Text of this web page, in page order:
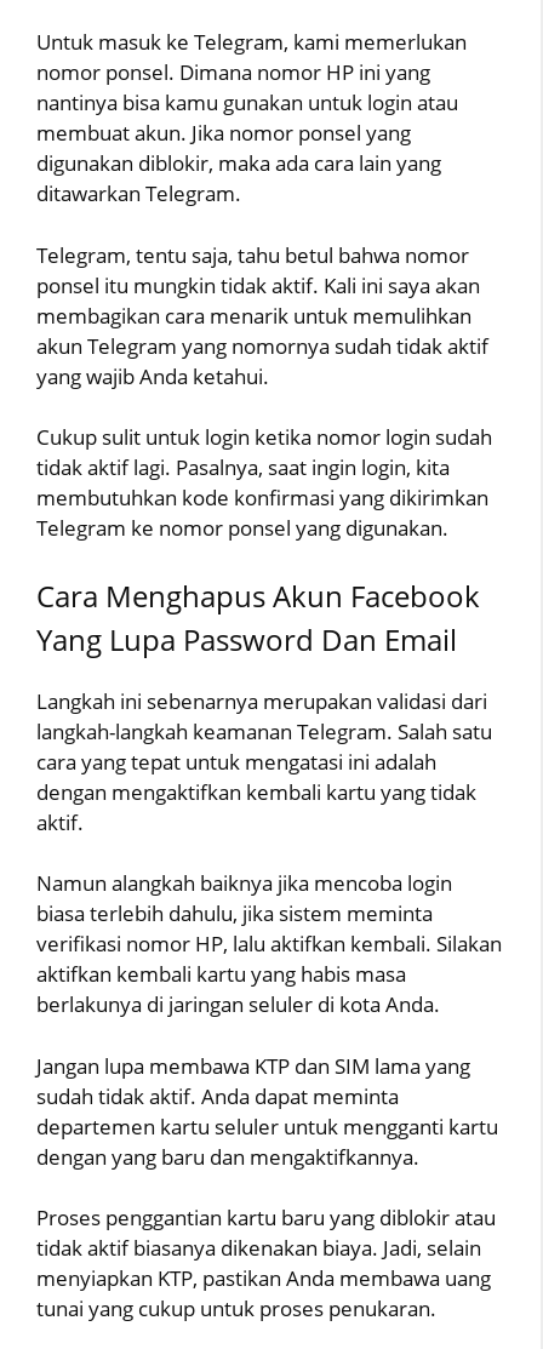
Untuk masuk ke Telegram, kami memerlukan
nomor ponsel. Dimana nomor HP ini yang
nantinya bisa kamu gunakan untuk login atau
membuat akun. Jika nomor ponsel yang
digunakan diblokir, maka ada cara lain yang
ditawarkan Telegram.
Telegram, tentu saja, tahu betul bahwa nomor
ponsel itu mungkin tidak aktif. Kali ini saya akan
membagikan cara menarik untuk memulihkan
akun Telegram yang nomornya sudah tidak aktif
yang wajib Anda ketahui.
Cukup sulit untuk login ketika nomor login sudah
tidak aktif lagi. Pasalnya, saat ingin login, kita
membutuhkan kode konfirmasi yang dikirimkan
Telegram ke nomor ponsel yang digunakan.
Cara Menghapus Akun Facebook
Yang Lupa Password Dan Email
Langkah ini sebenarnya merupakan validasi dari
langkah-langkah keamanan Telegram. Salah satu
cara yang tepat untuk mengatasi ini adalah
dengan mengaktifkan kembali kartu yang tidak
aktif.
Namun alangkah baiknya jika mencoba login
biasa terlebih dahulu, jika sistem meminta
verifikasi nomor HP, lalu aktifkan kembali. Silakan
aktifkan kembali kartu yang habis masa
berlakunya di jaringan seluler di kota Anda.
Jangan lupa membawa KTP dan SIM lama yang
sudah tidak aktif. Anda dapat meminta
departemen kartu seluler untuk mengganti kartu
dengan yang baru dan mengaktifkannya.
Proses penggantian kartu baru yang diblokir atau
tidak aktif biasanya dikenakan biaya. Jadi, selain
menyiapkan KTP, pastikan Anda membawa uang
tunai yang cukup untuk proses penukaran.